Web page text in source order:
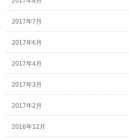
2017年7月
2017年6月
2017年4月
2017年3月
2017年2月
2016年12月